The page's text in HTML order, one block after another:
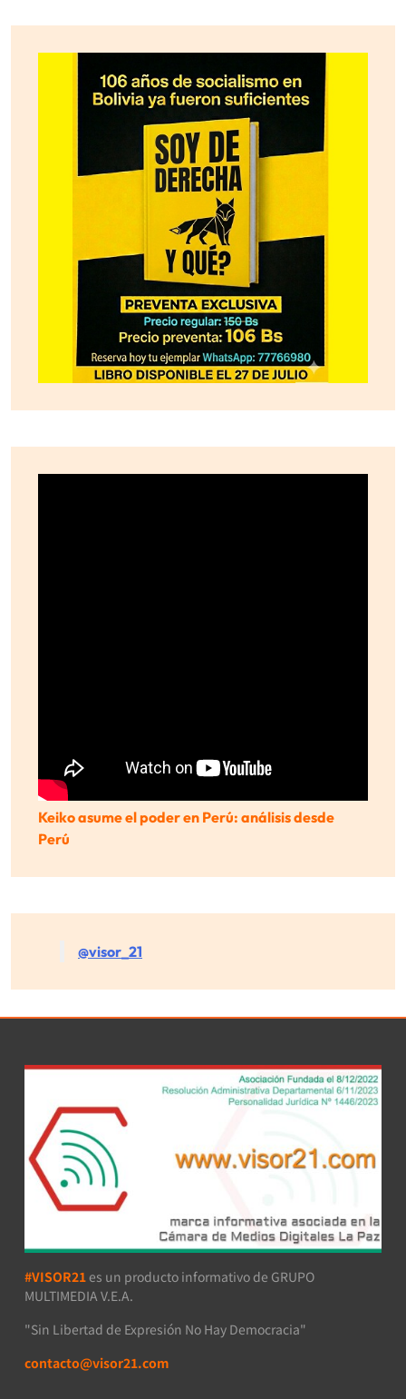
Keiko asume el poder en Perú: análisis desde
Perú
@visor_21
#VISOR21 es un producto informativo de GRUPO
MULTIMEDIA V.E.A.
"Sin Libertad de Expresión No Hay Democracia"
contacto@visor21.com